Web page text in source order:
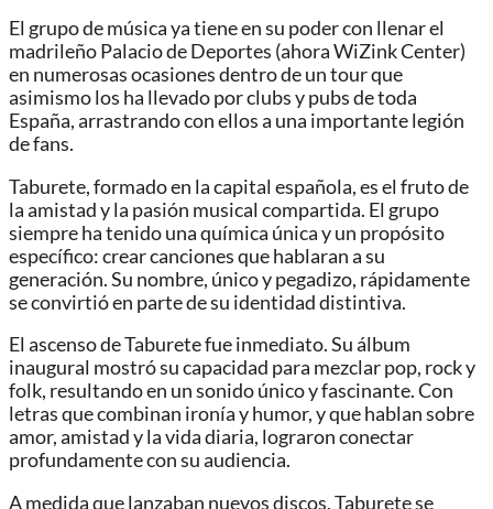
El grupo de música ya tiene en su poder con llenar el
madrileño Palacio de Deportes (ahora WiZink Center)
en numerosas ocasiones dentro de un tour que
asimismo los ha llevado por clubs y pubs de toda
España, arrastrando con ellos a una importante legión
de fans.
Taburete, formado en la capital española, es el fruto de
la amistad y la pasión musical compartida. El grupo
siempre ha tenido una química única y un propósito
específico: crear canciones que hablaran a su
generación. Su nombre, único y pegadizo, rápidamente
se convirtió en parte de su identidad distintiva.
El ascenso de Taburete fue inmediato. Su álbum
inaugural mostró su capacidad para mezclar pop, rock y
folk, resultando en un sonido único y fascinante. Con
letras que combinan ironía y humor, y que hablan sobre
amor, amistad y la vida diaria, lograron conectar
profundamente con su audiencia.
A medida que lanzaban nuevos discos, Taburete se